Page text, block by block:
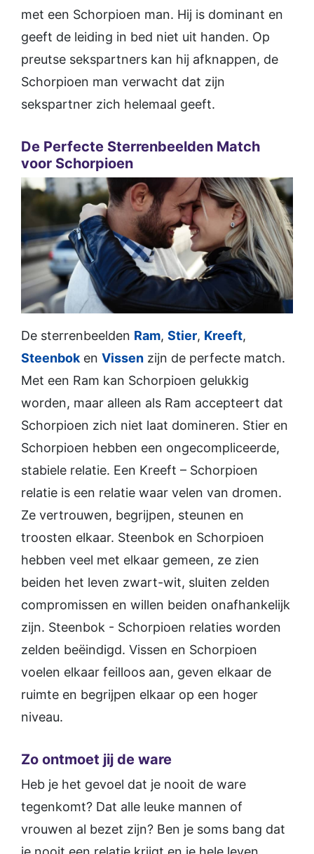
met een Schorpioen man. Hij is dominant en
geeft de leiding in bed niet uit handen. Op
preutse sekspartners kan hij afknappen, de
Schorpioen man verwacht dat zijn
sekspartner zich helemaal geeft.
De Perfecte Sterrenbeelden Match
voor Schorpioen
De sterrenbeelden Ram, Stier, Kreeft,
Steenbok en Vissen zijn de perfecte match.
Met een Ram kan Schorpioen gelukkig
worden, maar alleen als Ram accepteert dat
Schorpioen zich niet laat domineren. Stier en
Schorpioen hebben een ongecompliceerde,
stabiele relatie. Een Kreeft – Schorpioen
relatie is een relatie waar velen van dromen.
Ze vertrouwen, begrijpen, steunen en
troosten elkaar. Steenbok en Schorpioen
hebben veel met elkaar gemeen, ze zien
beiden het leven zwart-wit, sluiten zelden
compromissen en willen beiden onafhankelijk
zijn. Steenbok - Schorpioen relaties worden
zelden beëindigd. Vissen en Schorpioen
voelen elkaar feilloos aan, geven elkaar de
ruimte en begrijpen elkaar op een hoger
niveau.
Zo ontmoet jij de ware
Heb je het gevoel dat je nooit de ware
tegenkomt? Dat alle leuke mannen of
vrouwen al bezet zijn? Ben je soms bang dat